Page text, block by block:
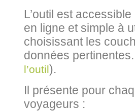
L’outil est
en ligne et simple à
choisissant les
données
l’outil).
Il présente pour
voyageurs :